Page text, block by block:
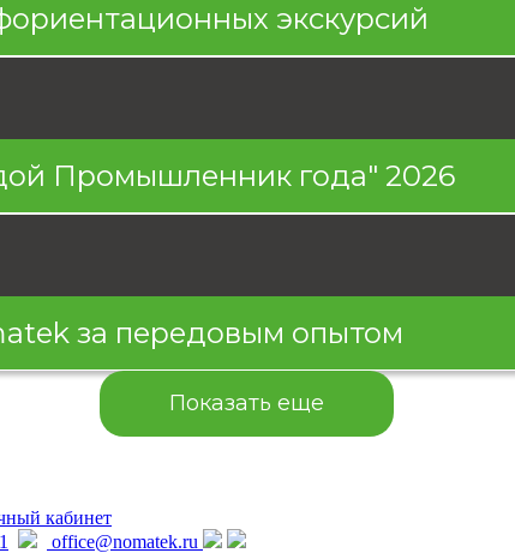
экскурсий
Промышленник года" 2026
за передовым опытом
Показать еще
кабинет
office@nomatek.ru